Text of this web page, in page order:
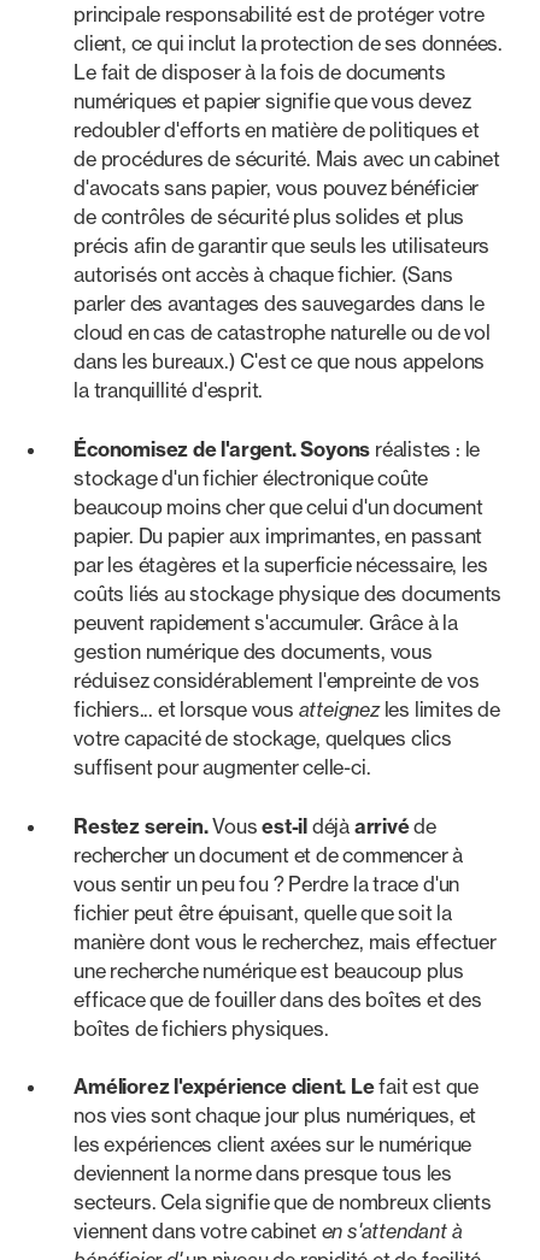
principale responsabilité est de protéger votre
client, ce qui inclut la protection de ses données.
Le fait de disposer à la fois de documents
numériques et papier signifie que vous devez
redoubler d'efforts en matière de politiques et
de procédures de sécurité. Mais avec un cabinet
d'avocats sans papier, vous pouvez bénéficier
de contrôles de sécurité plus solides et plus
précis afin de garantir que seuls les utilisateurs
autorisés ont accès à chaque fichier. (Sans
parler des avantages des sauvegardes dans le
cloud en cas de catastrophe naturelle ou de vol
dans les bureaux.) C'est ce que nous appelons
la tranquillité d'esprit.
Économisez de l'argent. Soyons réalistes : le
stockage d'un fichier électronique coûte
beaucoup moins cher que celui d'un document
papier. Du papier aux imprimantes, en passant
par les étagères et la superficie nécessaire, les
coûts liés au stockage physique des documents
peuvent rapidement s'accumuler. Grâce à la
gestion numérique des documents, vous
réduisez considérablement l'empreinte de vos
fichiers... et lorsque vous atteignez les limites de
votre capacité de stockage, quelques clics
suffisent pour augmenter celle-ci.
Restez serein.Vousest-il déjà arrivéde
rechercher un document et de commencer à
vous sentir un peu fou ? Perdre la trace d'un
fichier peut être épuisant, quelle que soit la
manière dont vous le recherchez, mais effectuer
une recherche numérique est beaucoup plus
efficace que de fouiller dans des boîtes et des
boîtes de fichiers physiques.
Améliorez l'expérience client. Lefait est que
nos vies sont chaque jour plus numériques, et
les expériences client axées sur le numérique
deviennent la norme dans presque tous les
secteurs. Cela signifie que de nombreux clients
viennent dans votre cabinet en s'attendant à